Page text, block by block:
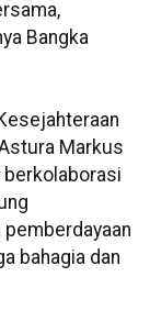
Bangka
Markus
berkolaborasi
bahagia dan